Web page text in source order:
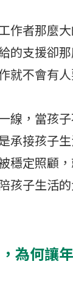
作者那麼
的支援卻
就不會有
線，當孩
承接孩子
穩定照顧
孩子生活
為何讓